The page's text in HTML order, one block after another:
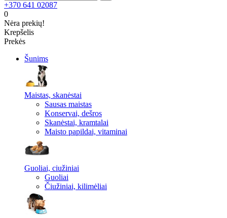
+370 641 02087
0
Nėra prekių!
Krepšelis
Prekės
Šunims
Maistas, skanėstai
Sausas maistas
Konservai, dešros
Skanėstai, kramtalai
Maisto papildai, vitaminai
Guoliai, ciužiniai
Guoliai
Čiužiniai, kilimėliai